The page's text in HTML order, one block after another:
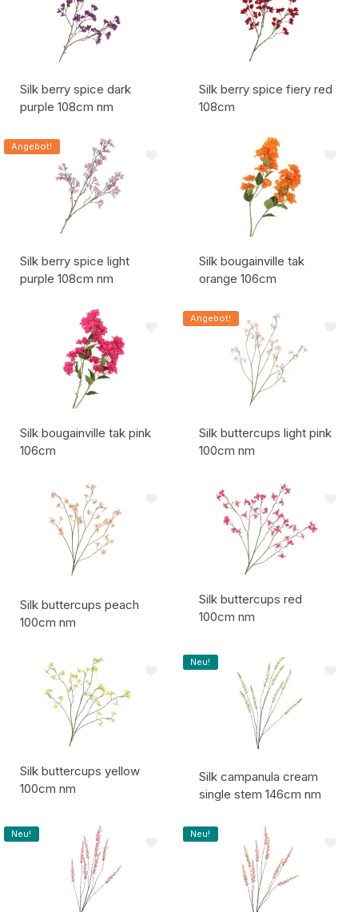
Silk berry spice dark
purple 108cm nm
Artikelcode:
Silk berry spice fiery red
108cm
Angebot!
Silk berry spice light
purple 108cm nm
Silk bougainville tak
orange 106cm
Artikelcode:
Silk bougainville tak pink
106cm
Angebot!
Silk buttercups light pink
100cm nm
Silk buttercups peach
100cm nm
Silk buttercups red
100cm nm
Silk buttercups yellow
100cm nm
Neu!
Silk campanula cream
single stem 146cm nm
Artikelcode:
Neu! Neu!